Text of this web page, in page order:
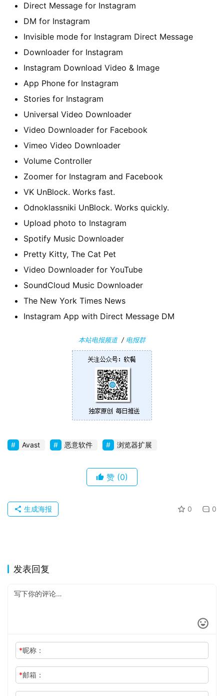
W
软
件
安
果
关
Direct Message for Instagram
DM for Instagram
Invisible mode for Instagram Direct Message
Downloader for Instagram
Instagram Download Video & Image
App Phone for Instagram
Stories for Instagram
Universal Video Downloader
Video Downloader for Facebook
Vimeo Video Downloader
Volume Controller
Zoomer for Instagram and Facebook
VK UnBlock. Works fast.
Odnoklassniki UnBlock. Works quickly.
Upload photo to Instagram
Spotify Music Downloader
Pretty Kitty, The Cat Pet
Video Downloader for YouTube
SoundCloud Music Downloader
The New York Times News
Instagram App with Direct Message DM
本站电报频道/ 电报群
Avast 恶意软件 浏览器扩展
赞 (0)
0 0
生成海报
发表回复
*昵称：
*邮箱：